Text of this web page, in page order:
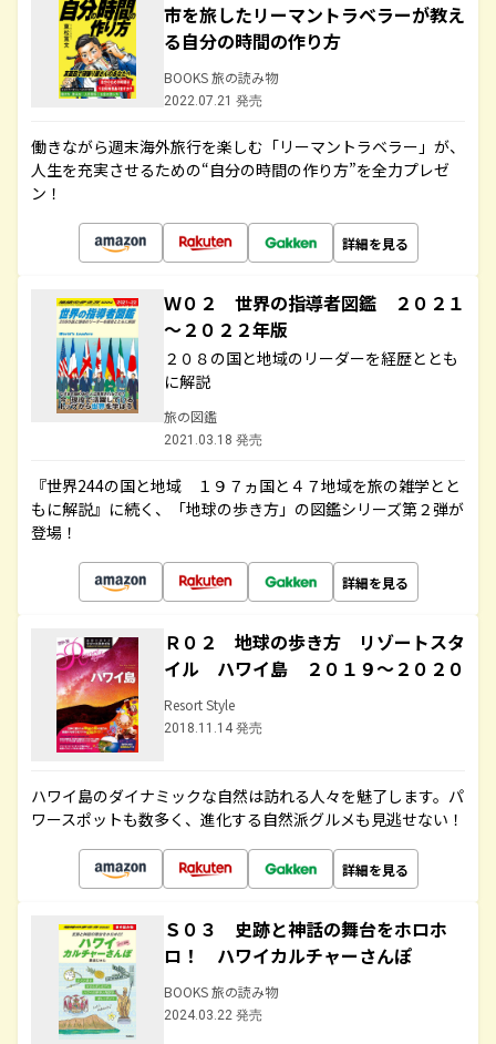
市を旅したリーマントラベラーが教え
る自分の時間の作り方
BOOKS 旅の読み物
2022.07.21 発売
働きながら週末海外旅行を楽しむ「リーマントラベラー」が、
人生を充実させるための“自分の時間の作り方”を全力プレゼ
ン！
詳細を見る
Ｗ０２ 世界の指導者図鑑 ２０２１
～２０２２年版
２０８の国と地域のリーダーを経歴ととも
に解説
旅の図鑑
2021.03.18 発売
『世界244の国と地域 １９７ヵ国と４７地域を旅の雑学とと
もに解説』に続く、「地球の歩き方」の図鑑シリーズ第２弾が
登場！
詳細を見る
Ｒ０２ 地球の歩き方 リゾートスタ
イル ハワイ島 ２０１９～２０２０
Resort Style
2018.11.14 発売
ハワイ島のダイナミックな自然は訪れる人々を魅了します。パ
ワースポットも数多く、進化する自然派グルメも見逃せない！
詳細を見る
Ｓ０３ 史跡と神話の舞台をホロホ
ロ！ ハワイカルチャーさんぽ
BOOKS 旅の読み物
2024.03.22 発売